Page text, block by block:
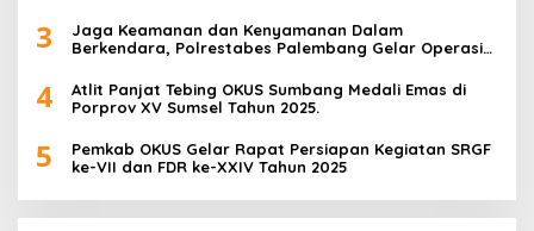
3
Jaga Keamanan dan Kenyamanan Dalam
Berkendara, Polrestabes Palembang Gelar Operasi
4
Atlit Panjat Tebing OKUS Sumbang Medali Emas di
Porprov XV Sumsel Tahun 2025.
5
Pemkab OKUS Gelar Rapat Persiapan Kegiatan SRGF
ke-VII dan FDR ke-XXIV Tahun 2025